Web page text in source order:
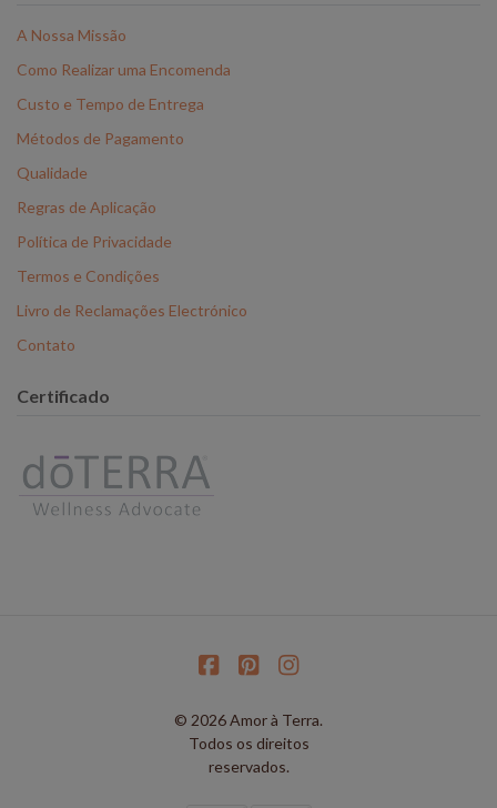
A Nossa Missão
Como Realizar uma Encomenda
Custo e Tempo de Entrega
Métodos de Pagamento
Qualidade
Regras de Aplicação
Política de Privacidade
Termos e Condições
Livro de Reclamações Electrónico
Contato
Certificado
© 2026 Amor à Terra.
Todos os direitos
reservados.